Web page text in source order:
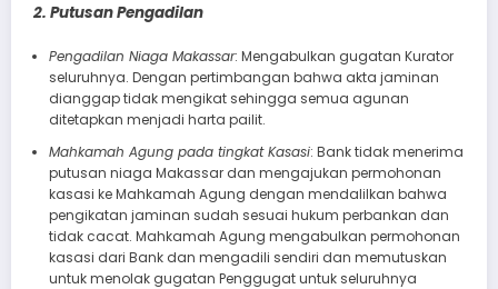
2. Putusan Pengadilan
Pengadilan Niaga Makassar: Mengabulkan gugatan Kurator
seluruhnya. Dengan pertimbangan bahwa akta jaminan
dianggap tidak mengikat sehingga semua agunan
ditetapkan menjadi harta pailit.
Mahkamah Agung pada tingkat Kasasi: Bank tidak menerima
putusan niaga Makassar dan mengajukan permohonan
kasasi ke Mahkamah Agung dengan mendalilkan bahwa
pengikatan jaminan sudah sesuai hukum perbankan dan
tidak cacat. Mahkamah Agung mengabulkan permohonan
kasasi dari Bank dan mengadili sendiri dan memutuskan
untuk menolak gugatan Penggugat untuk seluruhnya